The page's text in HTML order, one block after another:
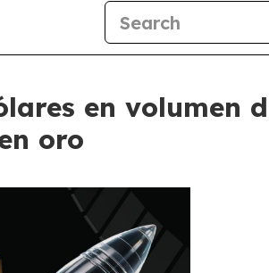
en volumen
oro